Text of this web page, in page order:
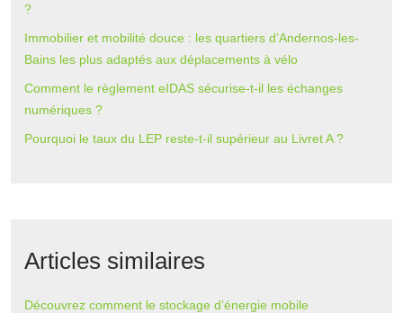
?
Immobilier et mobilité douce : les quartiers d’Andernos-les-
Bains les plus adaptés aux déplacements à vélo
Comment le règlement eIDAS sécurise-t-il les échanges
numériques ?
Pourquoi le taux du LEP reste-t-il supérieur au Livret A ?
Articles similaires
Découvrez comment le stockage d’énergie mobile